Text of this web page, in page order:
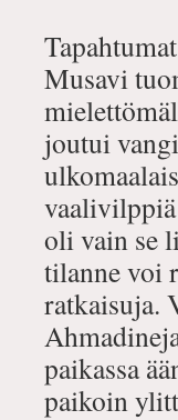
Musavi
joutui
oli vain se
tilanne voi
ratkaisuja.
paikassa
paikoin